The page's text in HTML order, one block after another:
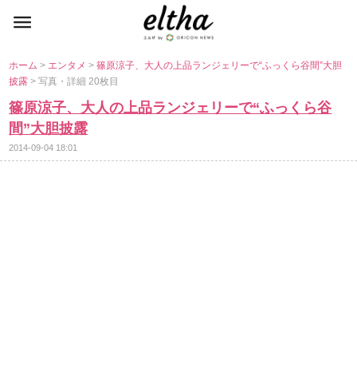
ホーム> エンタメ>篠原涼子、大人の上品ランジェリーで“ふっくら谷間”大胆
披露> 写真・詳細 20枚目
篠原涼子、大人の上品ランジェリーで“ふっくら谷
間”大胆披露
2014-09-04 18:01